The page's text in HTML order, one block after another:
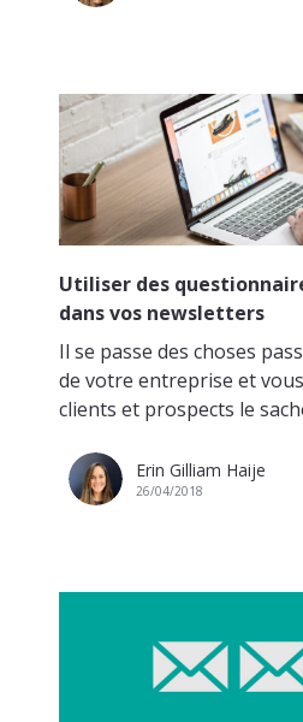
Utiliser des
dans vos newsletters
Il se passe des choses
de votre entreprise et
clients et prospects le
Erin Gilliam Haije
26/04/2018